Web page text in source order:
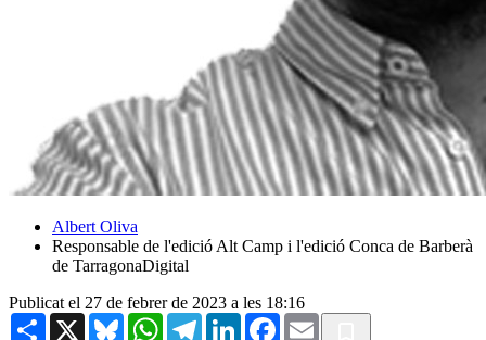
Albert Oliva
Responsable de l'edició Alt Camp i l'edició Conca de Barberà
de TarragonaDigital
Publicat el 27 de febrer de 2023 a les 18:16
Share X BlueskyWhatsAppTelegramLinkedInFacebook
Email